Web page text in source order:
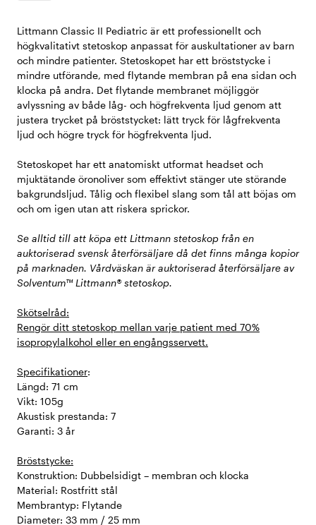
Littmann Classic II Pediatric är ett professionellt och
högkvalitativt stetoskop anpassat för auskultationer av barn
och mindre patienter. Stetoskopet har ett bröststycke i
mindre utförande, med flytande membran på ena sidan och
klocka på andra. Det flytande membranet möjliggör
avlyssning av både låg- och högfrekventa ljud genom att
justera trycket på bröststycket: lätt tryck för lågfrekventa
ljud och högre tryck för högfrekventa ljud.
Stetoskopet har ett anatomiskt utformat headset och
mjuktätande öronoliver som effektivt stänger ute störande
bakgrundsljud. Tålig och flexibel slang som tål att böjas om
och om igen utan att riskera sprickor.
Se alltid till att köpa ett Littmann stetoskop från en
auktoriserad svensk återförsäljare då det finns många kopior
på marknaden. Vårdväskan är auktoriserad återförsäljare av
Solventum™ Littmann® stetoskop.
Skötselråd:
Rengör ditt stetoskop mellan varje patient med 70%
isopropylalkohol eller en engångsservett.
Specifikationer:
Längd: 71 cm
Vikt: 105g
Akustisk prestanda: 7
Garanti: 3 år
Bröststycke:
Konstruktion: Dubbelsidigt – membran och klocka
Material: Rostfritt stål
Membrantyp: Flytande
Diameter: 33 mm / 25 mm